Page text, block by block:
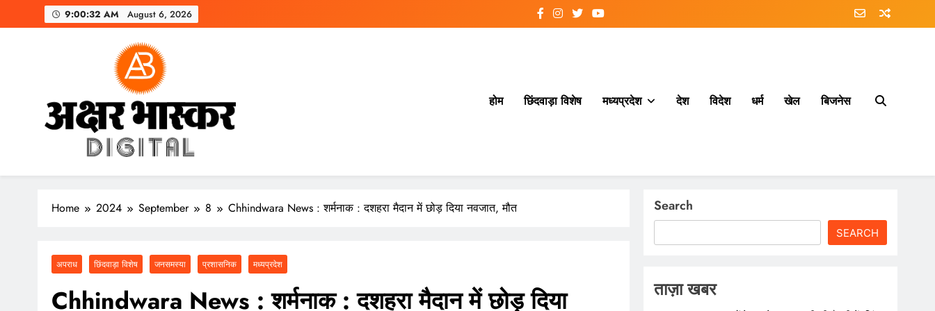
to
9:00:34 AM August 6, 2026
अक्षर भास्कर
डिजिटल
होम छिंदवाड़ा विशेष मध्यप्रदेश देश विदेश धर्म खेल बिजनेस
Home 2024 September 8 Chhindwara News : शर्मनाक : दशहरा मैदान में छोड़ दिया नवजात, मौत
अपराध छिंदवाड़ा विशेष जनसमस्या प्रशासनिक मध्यप्रदेश
Chhindwara News : शर्मनाक : दशहरा मैदान में छोड़ दिया
Search
SEARCH
ताज़ा खबर